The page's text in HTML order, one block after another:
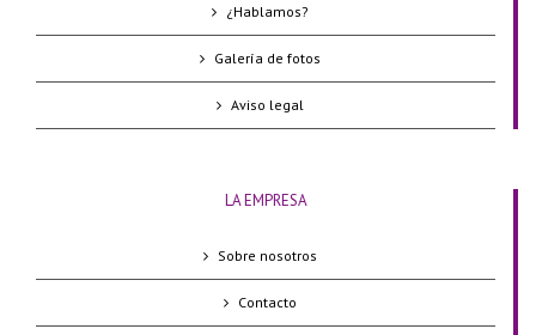
¿Hablamos?
Galería de fotos
Aviso legal
LA EMPRESA
Sobre nosotros
Contacto